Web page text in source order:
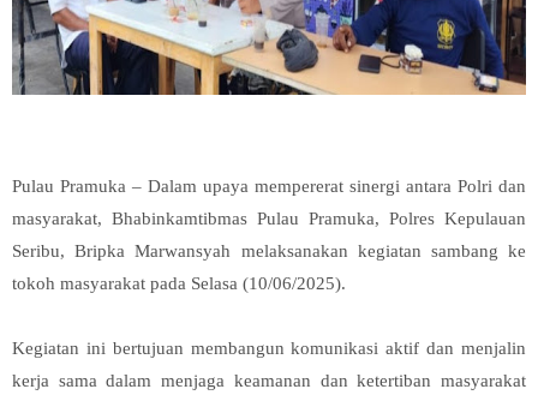
Pulau Pramuka – Dalam upaya mempererat sinergi antara Polri dan
masyarakat, Bhabinkamtibmas Pulau Pramuka, Polres Kepulauan
Seribu, Bripka Marwansyah melaksanakan kegiatan sambang ke
tokoh masyarakat pada Selasa (10/06/2025).
Kegiatan ini bertujuan membangun komunikasi aktif dan menjalin
kerja sama dalam menjaga keamanan dan ketertiban masyarakat